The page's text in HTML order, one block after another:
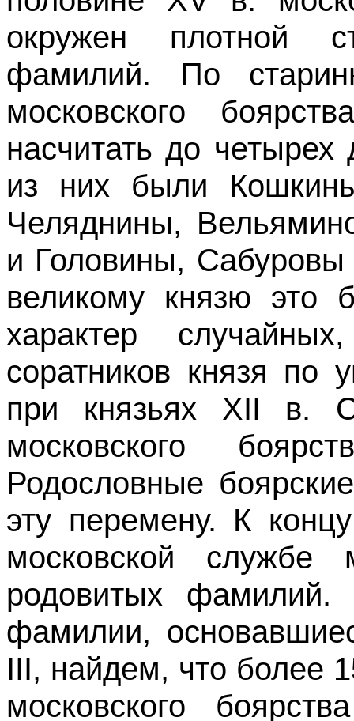
окружен плотной
фамилий. По
московского
насчитать до
из них были
Челяднины,
и Головины,
великому князю это
характер
соратников князя по
при князьях XII в.
московского
Родословные
эту перемену. К
московской
родовитых
фамилии,
III, найдем, что более
московского